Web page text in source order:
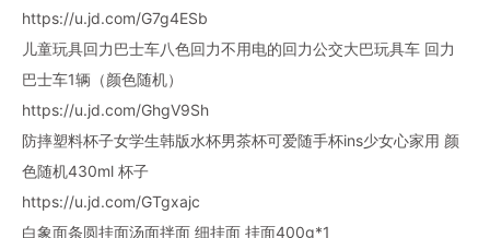
https://u.jd.com/G7g4ESb
儿童玩具回力巴士车八色回力不用电的回力公交大巴玩具车 回力
巴士车1辆（颜色随机）
https://u.jd.com/GhgV9Sh
防摔塑料杯子女学生韩版水杯男茶杯可爱随手杯ins少女心家用 颜
色随机430ml 杯子
https://u.jd.com/GTgxajc
白象面条圆挂面汤面拌面 细挂面 挂面400g*1